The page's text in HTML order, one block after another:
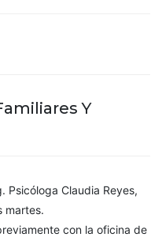
Y
Psicóloga Claudia Reyes,
martes.
con la oficina de